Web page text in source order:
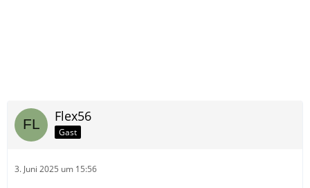
Flex56
Gast
3. Juni 2025 um 15:56